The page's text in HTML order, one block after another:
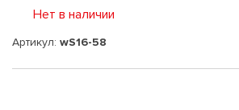
Нет в наличии
Артикул: wS16-58